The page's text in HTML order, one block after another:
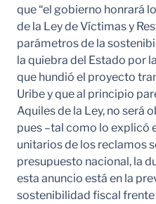
que “el gobierno honrará
de la Ley de Víctimas y
parámetros de la
la quiebra del Estado por
que hundió el proyecto
Uribe y que al principio
Aquiles de la Ley, no será
pues –tal como lo explicó
unitarios de los reclamos
presupuesto nacional, la
esta anuncio está en la
sostenibilidad fiscal